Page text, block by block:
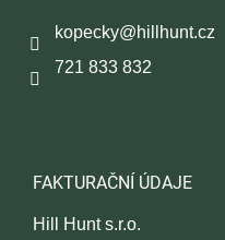
kopecky@hillhunt.cz
721 833 832
FAKTURAČNÍ ÚDAJE
Hill Hunt s.r.o.